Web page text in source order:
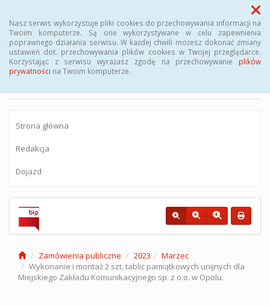
Nasz serwis wykorzystuje pliki cookies do przechowywania informacji na
Twoim komputerze. Są one wykorzystywane w celu zapewnienia
poprawnego działania serwisu. W każdej chwili możesz dokonać zmiany
ustawień dot. przechowywania plików cookies w Twojej przeglądarce.
Korzystając z serwisu wyrażasz zgodę na przechowywanie plików
prywatności na Twoim komputerze.
Menu
BIULETYN INFORMACJI PUBLICZNEJ
Miejskiego Zakładu Komunikacyjnego sp.
Strona główna
Redakcja
Dojazd
Zamówienia publiczne 2023
Marzec
Wykonanie i montaż 2 szt. tablic pamiątkowych unijnych dla
Miejskiego Zakładu Komunikacyjnego sp. z o.o. w Opolu.